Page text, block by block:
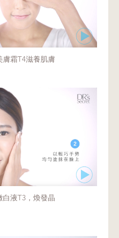
膚霜T4滋養肌膚
白液T3，煥發晶